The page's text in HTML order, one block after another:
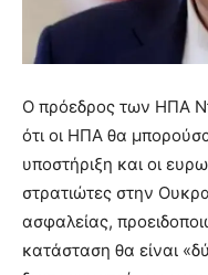
Ο πρόεδρος των ΗΠΑ
ότι οι ΗΠΑ θα
υποστήριξη και οι
στρατιώτες στην
ασφαλείας,
κατάσταση θα είναι